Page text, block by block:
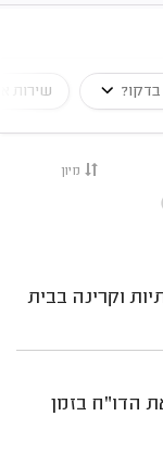
שירות
מיון
וקרינה בבית
הדו"ח בזמן